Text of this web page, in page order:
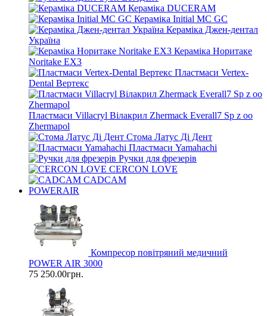
Кераміка DUCERAM
Кераміка Initial MC GC
Кераміка Джен-дентал
Україна
Кераміка Норитаке
Noritake EX3
Пластмаси Vertex-
Dental Вертекс
Пластмаси Villacryl Вілакрил Zhermack Everall7 Sp z oo
Zhermapol
Стома Латус Ді Дент
Пластмаси Yamahachi
Ручки для фрезерів
CERCON LOVE
CADCAM
POWERAIR
Компресор повітряний медичний
POWER AIR 3000
75 250.00грн.